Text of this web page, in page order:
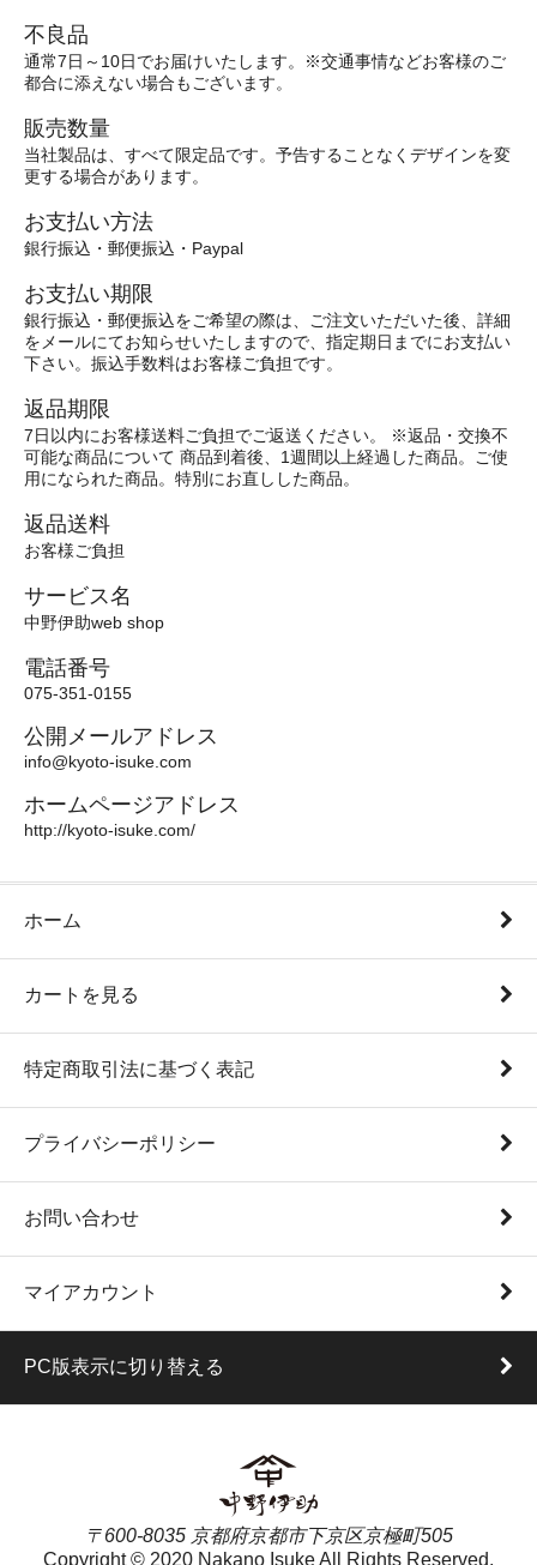
不良品
通常7日～10日でお届けいたします。※交通事情などお客様のご
都合に添えない場合もございます。
販売数量
当社製品は、すべて限定品です。予告することなくデザインを変
更する場合があります。
お支払い方法
銀行振込・郵便振込・Paypal
お支払い期限
銀行振込・郵便振込をご希望の際は、ご注文いただいた後、詳細
をメールにてお知らせいたしますので、指定期日までにお支払い
下さい。振込手数料はお客様ご負担です。
返品期限
7日以内にお客様送料ご負担でご返送ください。 ※返品・交換不
可能な商品について 商品到着後、1週間以上経過した商品。ご使
用になられた商品。特別にお直しした商品。
返品送料
お客様ご負担
サービス名
中野伊助web shop
電話番号
075-351-0155
公開メールアドレス
info@kyoto-isuke.com
ホームページアドレス
http://kyoto-isuke.com/
ホーム
カートを見る
特定商取引法に基づく表記
プライバシーポリシー
お問い合わせ
マイアカウント
PC版表示に切り替える
〒600-8035 京都府京都市下京区京極町505
Copyright © 2020 Nakano Isuke All Rights Reserved.